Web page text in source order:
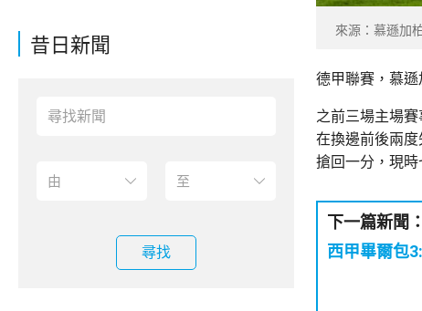
昔日新聞
尋找
來源：慕遜加
德甲聯賽，慕遜
之前三場主場
在換邊前後兩
搶回一分，現
下一篇新聞：
西甲畢爾包